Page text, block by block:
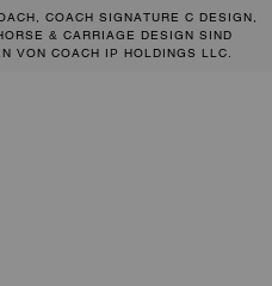
COACH SIGNATURE C DESIGN,
& CARRIAGE DESIGN SIND
VON COACH IP HOLDINGS LLC.